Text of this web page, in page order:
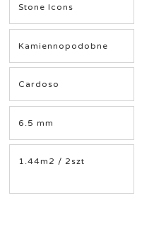
Stone Icons
Kamiennopodobne
Cardoso
6.5 mm
1.44m2 / 2szt